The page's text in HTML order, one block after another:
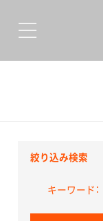
絞り込み検索
キーワード：